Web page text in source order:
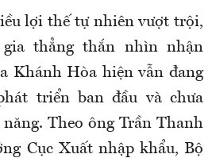
lợi thế tự nhiên vượt trội,
gia thẳng thắn nhìn nhận
Khánh Hòa hiện vẫn đang
triển ban đầu và chưa
Theo ông Trần Thanh
Cục Xuất nhập khẩu, Bộ